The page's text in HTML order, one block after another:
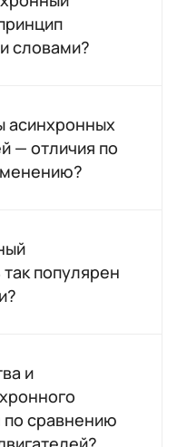
словами?
асинхронных
— отличия по
популярен
и
по сравнению